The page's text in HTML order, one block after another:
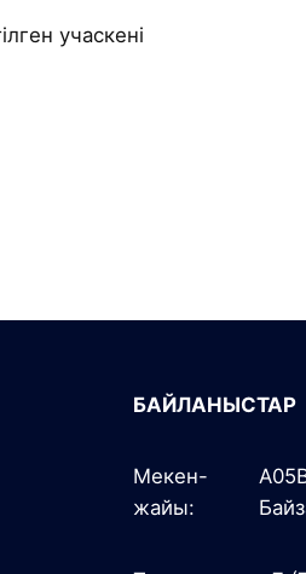
учаскені
БАЙЛАНЫСТАР
Мекен-
жайы: